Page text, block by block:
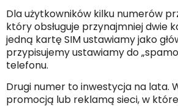
Dla użytkowników kilku numerów
który obsługuje przynajmniej dwie
jedną kartę SIM ustawiamy jako
przypisujemy ustawiamy do
telefonu.
Drugi numer to inwestycja na lata.
promocją lub reklamą sieci, w